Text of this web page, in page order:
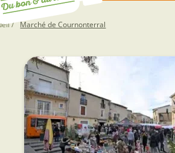
d'Ariane
Marché de Cournonterral